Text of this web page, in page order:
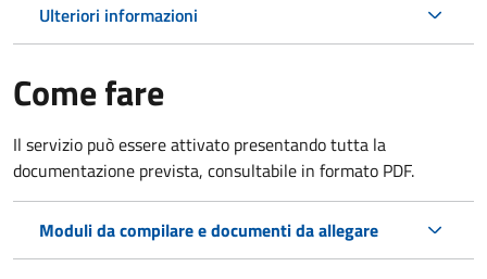
Ulteriori informazioni
Come fare
Il servizio può essere attivato presentando tutta la
documentazione prevista, consultabile in formato PDF.
Moduli da compilare e documenti da allegare